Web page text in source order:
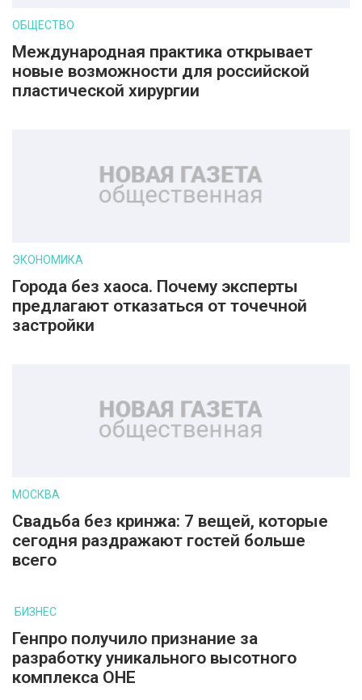
ОБЩЕСТВО
Международная практика открывает
новые возможности для российской
пластической хирургии
ЭКОНОМИКА
Города без хаоса. Почему эксперты
предлагают отказаться от точечной
застройки
МОСКВА
Свадьба без кринжа: 7 вещей, которые
сегодня раздражают гостей больше
всего
БИЗНЕС
Генпро получило признание за
разработку уникального высотного
комплекса ОНЕ